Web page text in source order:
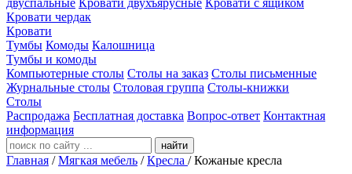
двуспальные Кровати двухъярусные Кровати с ящиком
Кровати чердак
Кровати
Тумбы Комоды Калошница
Тумбы и комоды
Компьютерные столы Столы на заказ Столы письменные
Журнальные столы Столовая группа Столы-книжки
Столы
Распродажа Бесплатная доставка Вопрос-ответ Контактная
информация
найти
Главная /Мягкая мебель /Кресла /Кожаные кресла